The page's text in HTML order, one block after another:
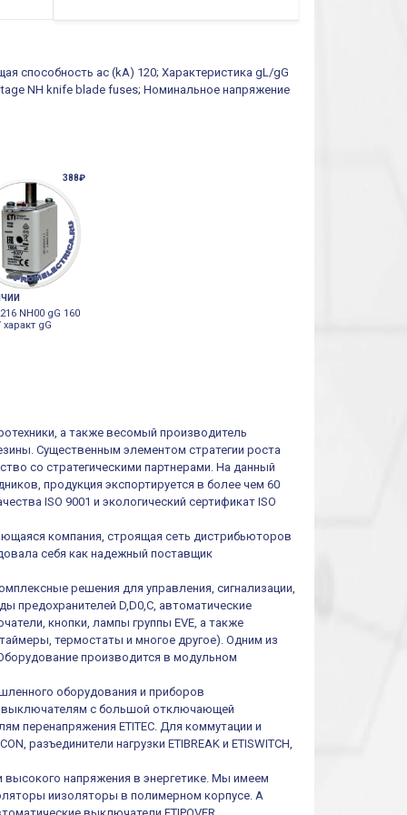
способность ac (kA) 120; Характеристика gL/gG
NH knife blade fuses; Номинальное напряжение
388₽
NH00 gG 160
характ gG
а также весомый производитель
Существенным элементом стратегии роста
со стратегическими партнерами. На данный
продукция экспортируется в более чем 60
ISO 9001 и экологический сертификат ISO
компания, строящая сеть дистрибьюторов
себя как надежный поставщик
решения для управления, сигнализации,
предохранителей D,D0,C, автоматические
кнопки, лампы группы EVE, а также
термостаты и многое другое). Одним из
производится в модульном
оборудования и приборов
выключателям с большой отключающей
перенапряжения ETITEC. Для коммутации и
разъединители нагрузки ETIBREAK и ETISWITCH,
высокого напряжения в энергетике. Мы имеем
иизоляторы в полимерном корпусе. А